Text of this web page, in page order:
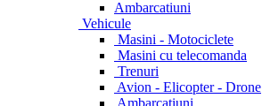
Ambarcatiuni
Vehicule
Masini - Motociclete
Masini cu telecomanda
Trenuri
Avion - Elicopter - Drone
Ambarcatiuni